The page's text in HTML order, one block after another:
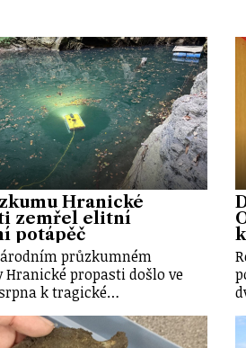
Hranické
zemřel elitní
potápěč
průzkumném
Hranické propasti došlo ve
k tragické…